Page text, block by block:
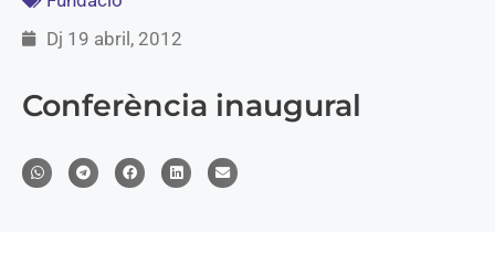
Dj 19 abril, 2012
Conferència inaugural